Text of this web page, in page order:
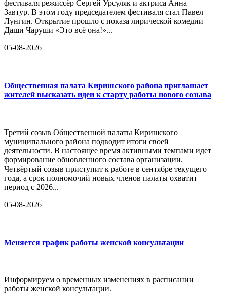
фестиваля режиссёр Сергей Урсуляк и актриса Анна
Завтур. В этом году председателем фестиваля стал Павел
Лунгин. Открытие прошло с показа лирической комедии
Даши Чаруши «Это всё она!»...
05-08-2026
Общественная палата Киришского района приглашает
жителей высказать идеи к старту работы нового созыва
Третий созыв Общественной палаты Киришского
муниципального района подводит итоги своей
деятельности. В настоящее время активными темпами идет
формирование обновленного состава организации.
Четвёртый созыв приступит к работе в сентябре текущего
года, а срок полномочий новых членов палаты охватит
период с 2026...
05-08-2026
Меняется график работы женской консультации
Информируем о временных изменениях в расписании
работы женской консультации.